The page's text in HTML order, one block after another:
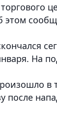
этом
На
в
после